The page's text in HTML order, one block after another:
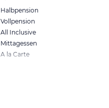
Halbpension
Vollpension
All Inclusive
Mittagessen
A la Carte